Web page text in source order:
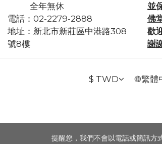
全年無休
電話：02-2279-2888
地址： 新北市新莊區中港路308
號8樓
並
佛
歡
謝
$ TWD 繁體
提醒您，我們不會以電話或簡訊方